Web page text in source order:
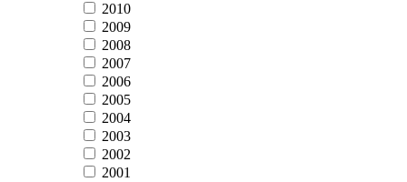
2010
2009
2008
2007
2006
2005
2004
2003
2002
2001